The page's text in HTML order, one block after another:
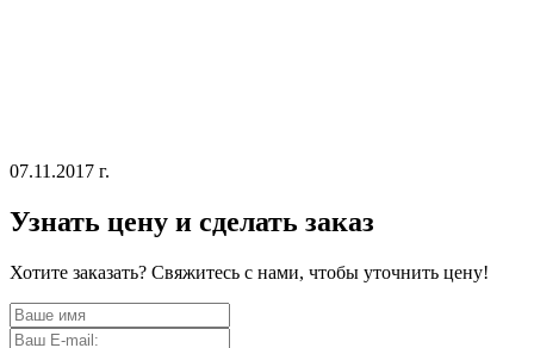
07.11.2017 г.
Узнать цену и сделать заказ
Хотите заказать? Свяжитесь с нами, чтобы уточнить цену!